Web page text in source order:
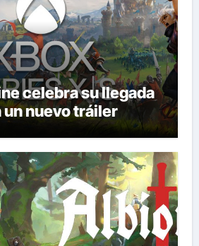
celebra su llegada
un nuevo tráiler